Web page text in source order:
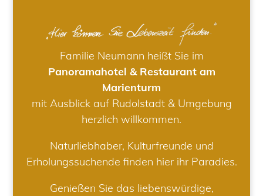
Familie Neumann heißt Sie im
Panoramahotel & Restaurant am
Marienturm
mit Ausblick auf Rudolstadt & Umgebung
herzlich willkommen.
Naturliebhaber, Kulturfreunde und
Erholungssuchende finden hier ihr Paradies.
Genießen Sie das liebenswürdige,